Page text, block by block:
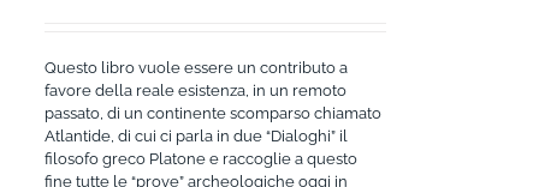
Questo libro vuole essere un contributo a
favore della reale esistenza, in un remoto
passato, di un continente scomparso chiamato
Atlantide, di cui ci parla in due “Dialoghi” il
filosofo greco Platone e raccoglie a questo
fine tutte le “prove” archeologiche oggi in